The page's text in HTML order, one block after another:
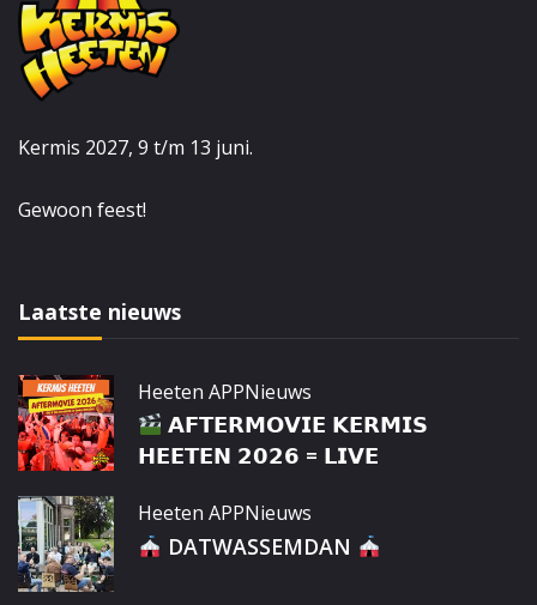
Kermis 2027, 9 t/m 13 juni.
Gewoon feest!
Laatste nieuws
Heeten APPNieuws
𝗔𝗙𝗧𝗘𝗥𝗠𝗢𝗩𝗜𝗘 𝗞𝗘𝗥𝗠𝗜𝗦
𝗛𝗘𝗘𝗧𝗘𝗡 𝟮𝟬𝟮𝟲 = 𝗟𝗜𝗩𝗘
Heeten APPNieuws
DATWASSEMDAN